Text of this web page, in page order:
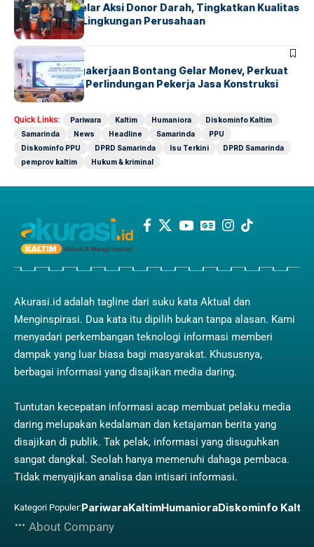
PAMA INDO Gelar Aksi Donor Darah, Tingkatkan Kualitas
Kesehatan di Lingkungan Perusahaan
BONTANG SOCIETY
BPJS Ketenagakerjaan Bontang Gelar Monev, Perkuat
Sinergi Untuk Perlindungan Pekerja Jasa Konstruksi
Quick Links: Pariwara Kaltim Humaniora
Diskominfo Kaltim
Samarinda
News Headline Samarinda
PPU
Diskominfo PPU
DPRD Samarinda Isu Terkini
DPRD Samarinda
pemprov kaltim
Hukum & kriminal
Akurasi.id adalah tagline dari suku kata Aktual dan
Menginspirasi. Dua kata itu dipilih bukan tanpa alasan. Kami
menyadari perkembangan teknologi informasi memberi
dampak yang luar biasa bagi masyarakat. Khususnya,
berbagai informasi yang disajikan media daring.
Tuntutan kecepatan informasi acap membuat pelaku media
daring melupakan kedalaman dan ketajaman berita yang
disajikan di publik. Tak pelak, informasi yang disuguhkan
sangat dangkal. Seolah hanya memenuhi dahaga pembaca.
Tidak menyajikan analisa dan intisari informasi.
Kategori Populer:PariwaraKaltimHumanioraDiskominfo Kaltim
About Company